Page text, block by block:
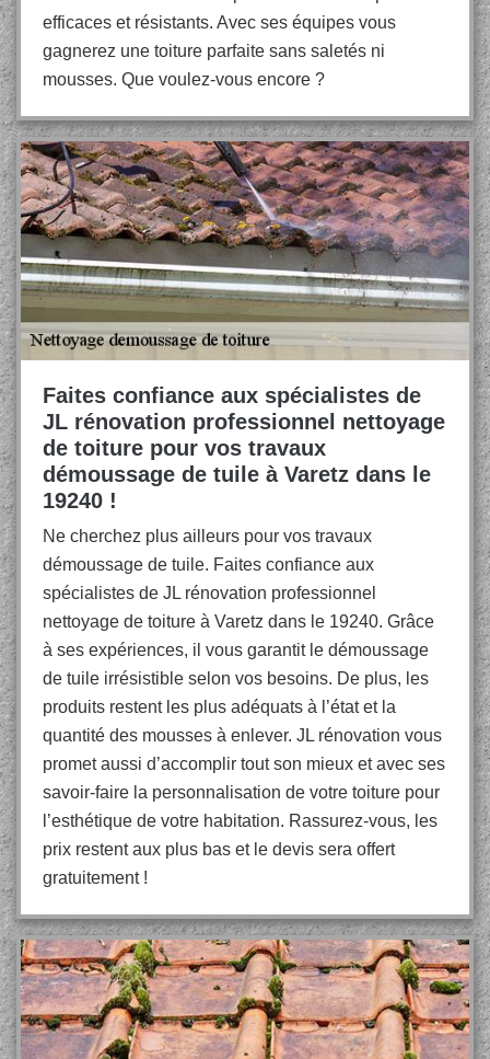
efficaces et résistants. Avec ses équipes vous
gagnerez une toiture parfaite sans saletés ni
mousses. Que voulez-vous encore ?
Faites confiance aux spécialistes de
JL rénovation professionnel nettoyage
de toiture pour vos travaux
démoussage de tuile à Varetz dans le
19240 !
Ne cherchez plus ailleurs pour vos travaux
démoussage de tuile. Faites confiance aux
spécialistes de JL rénovation professionnel
nettoyage de toiture à Varetz dans le 19240. Grâce
à ses expériences, il vous garantit le démoussage
de tuile irrésistible selon vos besoins. De plus, les
produits restent les plus adéquats à l’état et la
quantité des mousses à enlever. JL rénovation vous
promet aussi d’accomplir tout son mieux et avec ses
savoir-faire la personnalisation de votre toiture pour
l’esthétique de votre habitation. Rassurez-vous, les
prix restent aux plus bas et le devis sera offert
gratuitement !